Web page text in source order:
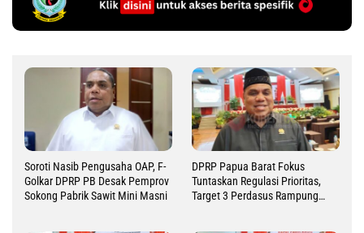
Soroti Nasib Pengusaha OAP, F-
Golkar DPRP PB Desak Pemprov
Sokong Pabrik Sawit Mini Masni
DPRP Papua Barat Fokus
Tuntaskan Regulasi Prioritas,
Target 3 Perdasus Rampung